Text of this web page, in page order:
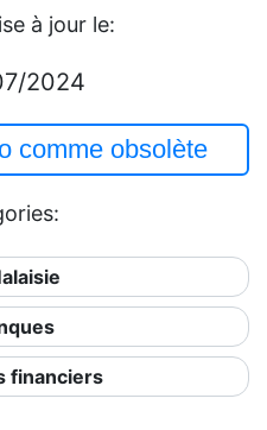
à jour le:
2024
comme obsolète
financiers